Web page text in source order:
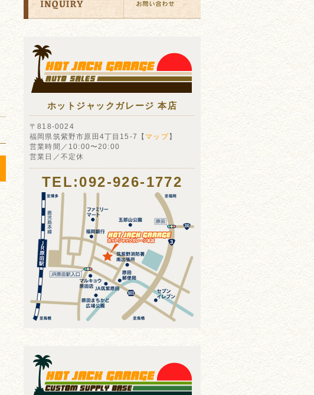
ホットジャックガレージ 本店
〒818-0024
福岡県筑紫野市原田4丁目15-7【 マップ】
営業時間／10:00〜20:00
営業日／不定休
TEL:092-926-1772